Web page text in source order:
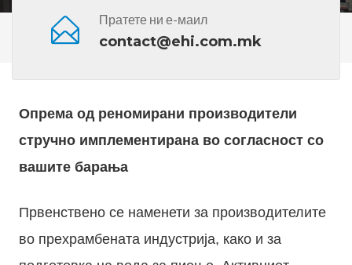
Пратете ни е-маил
contact@ehi.com.mk
Дехлорирање И Дезодорација
Опрема од реномирани производители
стручно имплементирана во согласност со
вашите барања
Првенствено се наменети за производителите
во прехрамбената индустрија, како и за